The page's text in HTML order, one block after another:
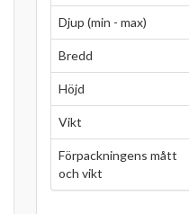
Djup (min - max)
Bredd
Höjd
Vikt
Förpackningens mått
och vikt